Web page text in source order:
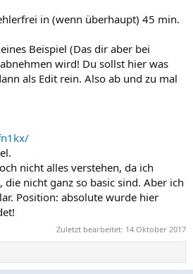
in (wenn überhaupt) 45 min.
Beispiel (Das dir aber bei
wird! Du sollst hier was
als Edit rein. Also ab und zu mal
nicht alles verstehen, da ich
die nicht ganz so basic sind. Aber ich
Position: absolute wurde hier
Zuletzt bearbeitet: 14 Oktober 2017